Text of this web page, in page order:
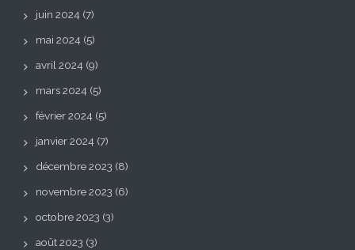
juin 2024 (7)
mai 2024 (5)
avril 2024 (9)
mars 2024 (5)
février 2024 (5)
janvier 2024 (7)
décembre 2023 (8)
novembre 2023 (6)
octobre 2023 (3)
août 2023 (3)